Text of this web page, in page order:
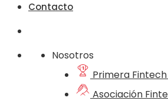
Contacto
Nosotros
Primera
Asociación